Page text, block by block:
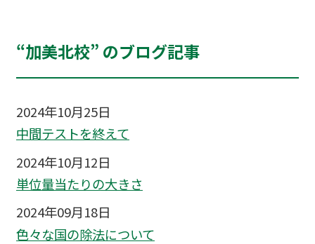
“加美北校” のブログ記事
2024年10月25日
中間テストを終えて
2024年10月12日
単位量当たりの大きさ
2024年09月18日
色々な国の除法について